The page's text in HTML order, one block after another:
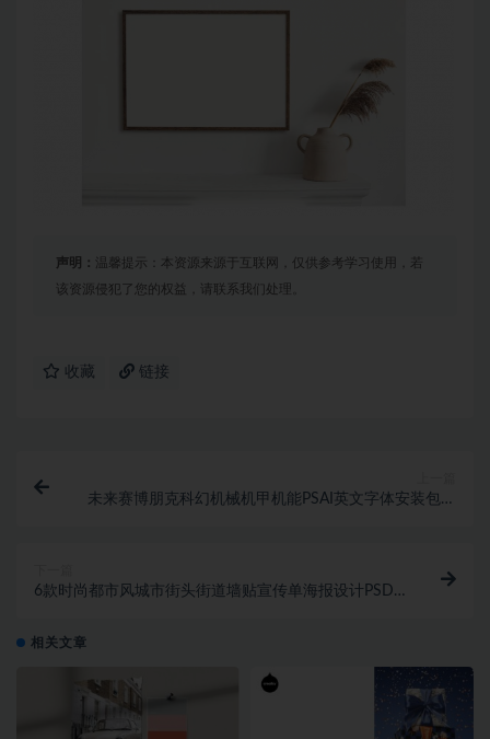
声明： 温馨提示：本资源来源于互联网，仅供参考学习使用，若
该资源侵犯了您的权益，请联系我们处理。
收藏 链接
未来赛博朋克科幻机械机甲机能PSAI英文字体安装包设
6款时尚都市风城市街头街道墙贴宣传单海报设计PSD
相关文章